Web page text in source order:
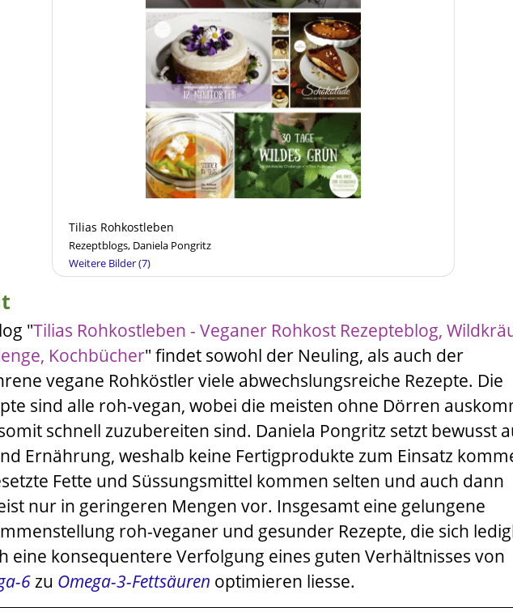
Tilias Rohkostleben
Rezeptblogs, Daniela Pongritz
Weitere Bilder (7)
"Tilias Rohkostleben - Veganer Rohkost Rezepteblog,
Kochbücher" findet sowohl der Neuling, als auch der
vegane Rohköstler viele abwechslungsreiche Rezepte. Die
sind alle roh-vegan, wobei die meisten ohne Dörren
schnell zuzubereiten sind. Daniela Pongritz setzt bewusst
Ernährung, weshalb keine Fertigprodukte zum Einsatz
Fette und Süssungsmittel kommen selten und auch dann
nur in geringeren Mengen vor. Insgesamt eine gelungene
roh-veganer und gesunder Rezepte, die sich
eine konsequentere Verfolgung eines guten Verhältnisses von
6 zu Omega-3-Fettsäuren optimieren liesse.